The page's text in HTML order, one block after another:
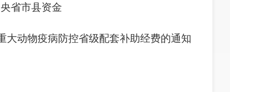
省市县资金
大动物疫病防控省级配套补助经费的通知